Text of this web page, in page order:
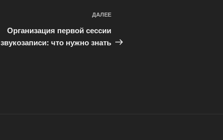
ДАЛЕЕ
Организация первой сессии
звукозаписи: что нужно знать